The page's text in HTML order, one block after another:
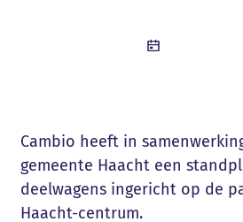
Cambio heeft in
gemeente Haacht een
deelwagens ingericht op de
Haacht-centrum.